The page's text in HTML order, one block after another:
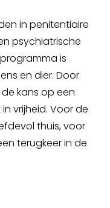
in penitentiaire
psychiatrische
is
en dier. Door
kans op een
vrijheid. Voor de
thuis, voor
terugkeer in de